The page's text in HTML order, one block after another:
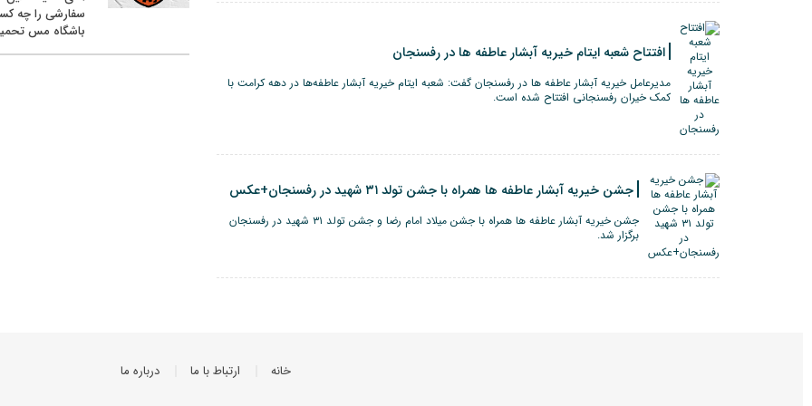
افتتاح شعبه ایتام خیریه آبشار عاطفه ها در رفسنجان
مدیرعامل خیریه آبشار عاطفه ها در رفسنجان گفت: شعبه ایتام خیریه آبشار عاطفه‌ها در دهه کرامت با
کمک خیران رفسنجانی افتتاح شده است.
جشن خیریه آبشار عاطفه ها همراه با جشن تولد ۳۱ شهید در رفسنجان+عکس
جشن خیریه آبشار عاطفه ها همراه با جشن میلاد امام رضا و جشن تولد ۳۱ شهید در رفسنجان
برگزار شد.
سفارشی را چه
باشگاه مس
خانه ارتباط با ما درباره ما